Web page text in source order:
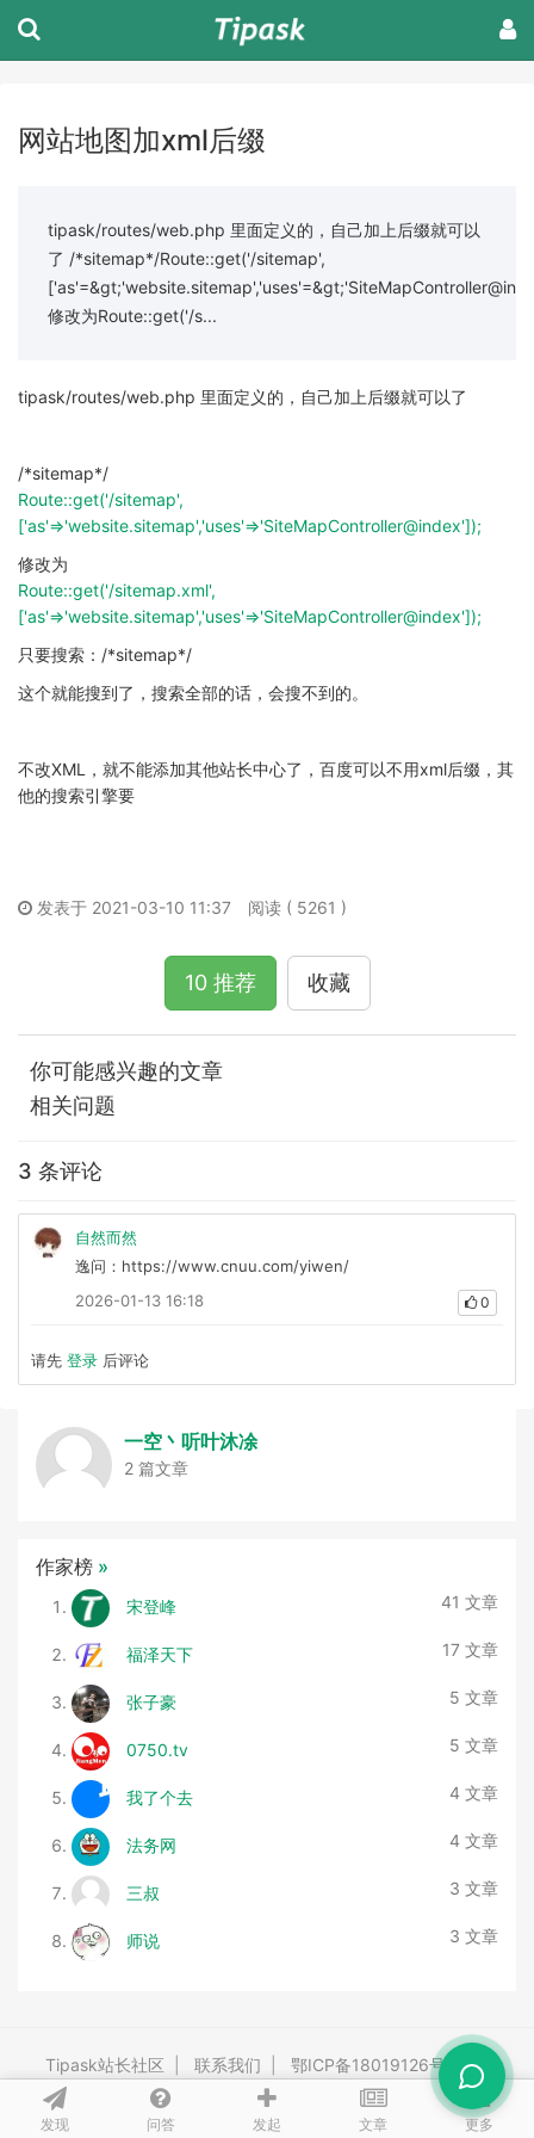
发现 问答 发起 文章 更多
网站地图加xml后缀
tipask/routes/web.php 里面定义的，自己加上后缀就可以
了 /*sitemap*/Route::get('/sitemap',
修改为Route::get('/s...
tipask/routes/web.php 里面定义的，自己加上后缀就可以了
/*sitemap*/
Route::get('/sitemap',
['as'=>'website.sitemap','uses'=>'SiteMapController@index']);
修改为
Route::get('/sitemap.xml',
['as'=>'website.sitemap','uses'=>'SiteMapController@index']);
只要搜索：/*sitemap*/
这个就能搜到了，搜索全部的话，会搜不到的。
不改XML，就不能添加其他站长中心了，百度可以不用xml后缀，其
他的搜索引擎要
发表于 2021-03-10 11:37 阅读 ( 5261 )
10 推荐 收藏
你可能感兴趣的文章
相关问题
3 条评论
自然而然
逸问：https://www.cnuu.com/yiwen/
2026-01-13 16:18
0
请先 登录 后评论
一空丶听叶沐凃
2 篇文章
作家榜 »
宋登峰 41 文章
福泽天下 17 文章
张子豪 5 文章
0750.tv 5 文章
我了个去 4 文章
法务网 4 文章
三叔 3 文章
师说 3 文章
Tipask站长社区 联系我们 鄂ICP备18019126号-3 |
Powered By tipask4.0 Release 20260528 ©2009-2026 tipask.com